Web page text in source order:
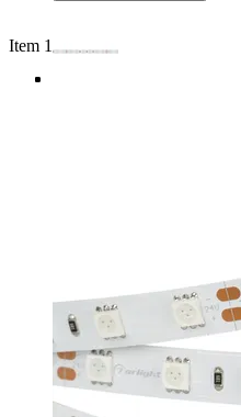
Item 1 of 4